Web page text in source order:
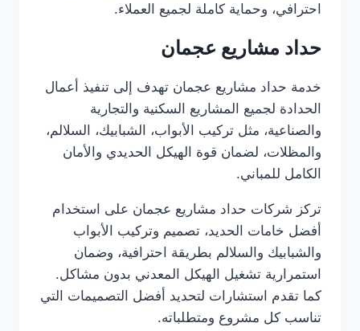
احترافي، وحماية كاملة لجميع العملاء.
حداد مشاريع عجمان
خدمة حداد مشاريع عجمان تهدف إلى تنفيذ أعمال
الحدادة لجميع المشاريع السكنية والتجارية
والصناعية، مثل تركيب الأبواب، الشبابيك، السلالم،
والمظلات، لضمان قوة الهيكل الحديدي والأمان
الكامل للمباني.
تركز شركات حداد مشاريع عجمان على استخدام
أفضل خامات الحديد، تصميم وتركيب الأبواب
والشبابيك والسلالم بطريقة احترافية، وضمان
استمرارية تشغيل الهيكل المعدني بدون مشاكل.
كما تقدم استشارات لتحديد أفضل التصميمات التي
تناسب كل مشروع ومتطلباته.